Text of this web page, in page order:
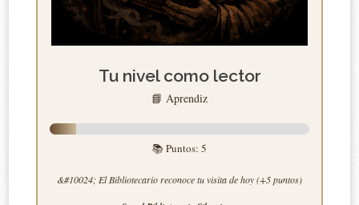
Tu nivel como lector
📘 Aprendiz
📚 Puntos: 5
&#10024; El Bibliotecario reconoce tu visita de hoy (+5 puntos)